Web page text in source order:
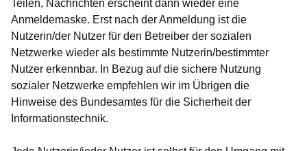
Teilen, Nachrichten erscheint dann wieder eine
Anmeldemaske. Erst nach der Anmeldung ist die
Nutzerin/der Nutzer für den Betreiber der sozialen
Netzwerke wieder als bestimmte Nutzerin/bestimmter
Nutzer erkennbar. In Bezug auf die sichere Nutzung
sozialer Netzwerke empfehlen wir im Übrigen die
Hinweise des Bundesamtes für die Sicherheit der
Informationstechnik.